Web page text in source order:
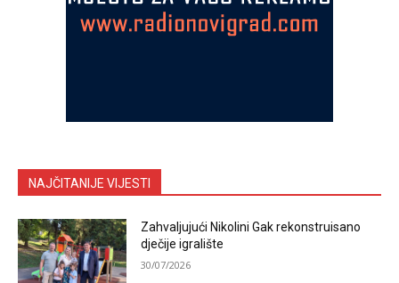
NAJČITANIJE VIJESTI
Zahvaljujući Nikolini Gak rekonstruisano
dječije igralište
30/07/2026